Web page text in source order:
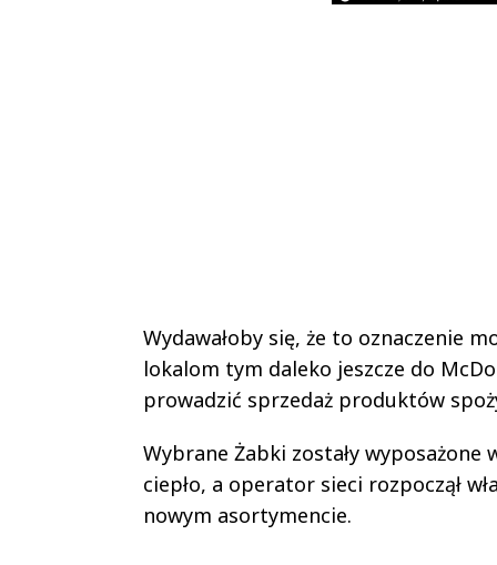
Wydawałoby się, że to oznaczenie
lokalom tym daleko jeszcze do
prowadzić sprzedaż produktów
Wybrane Żabki zostały
ciepło, a operator sieci rozpoczął
nowym asortymencie.